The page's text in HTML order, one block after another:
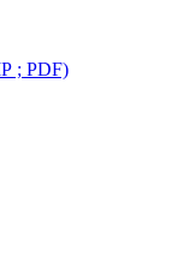
; PDF)